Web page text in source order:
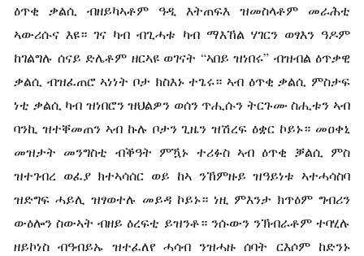
ዕጥቂ ቃልሲ ብዘይካኣቶም ዓዲ እትጠፍእ ዝመስላቶም መራሕቲ
ኣውሪሱና እዩ። ገና ካብ ብጊሓቱ ካብ ማእኸል ሃገርን ወፃእን ዓዶም
ከገልግሉ ሰናይ ድሌቶም ዘርኣዩ ወገናት “ኣበይ ዝነበሩ” ብዝብል ዕጥቃዊ
ቃልሲ ብዝፈጠሮ ኣነነት ቦታ ክስእኑ ተጌሩ። ኣብ ዕጥቂ ቃልሲ ምስታፍ
ነቲ ቃልሲ ካብ ዝነበሮን ዝህልዎን ወሰን ጥሒሱን ትርጉሙ ስሒቱን ኣብ
ባንኪ ዝተቐመጠን ኣብ ኩሉ ቦታን ጊዜን ዝሽረፍ ዕቋር ኮይኑ። መዐቀኒ
መዝታት መንግስቲ ብቕዓት ምዃኑ ተሪፉስ ኣብ ዕጥቂ ቓልሲ ምስ
ዝተገብረ ወፈያ ክተኣሳሰር ወይ ከኣ ንኸምዙይ ዝዓይነቱ ኣተሓሳስባ
ዝድግፍ ሓይሊ ዝፃወተሉ መይዳ ኮይኑ። ነዚ ምእንታ ክጥዕም ግብሪን
ውዕሎን ስውኣት ብዘይ ዕረፍቲ ይዝንቶ። ንሱውን ንኽብራቶም ተባሂሉ
ዘይኮነስ ብዓብይኡ ዝተፈለየ ሓሳብ ንዝሓዙ ሰባት ርእሶም ከድንኑ